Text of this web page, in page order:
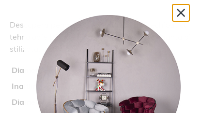
Descopera pendulul chic auriu ELLIOT, echipat cu
tehnologie LED de 5W. Adauga o nota eleganta si
stilizata, cu un luciu aurit, in orice incapere.
Diametru (cm)
8
Inaltime corp (cm)
50
Diametru corp (cm)
3,2